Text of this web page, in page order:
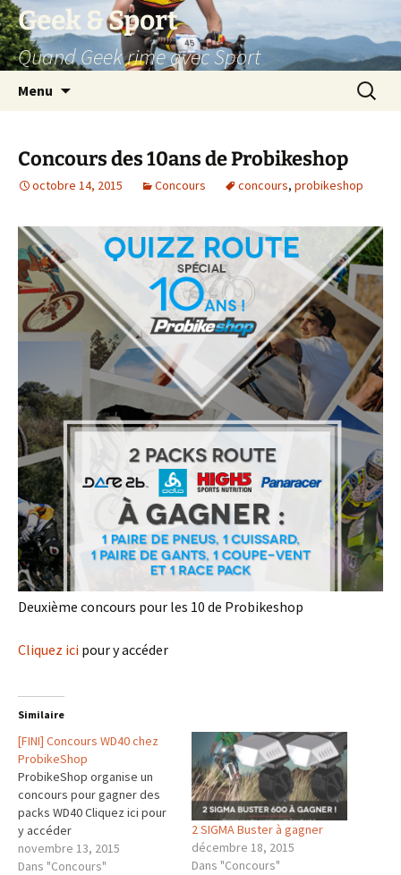
Aller
au
contenu
Geek & Sport
Quand Geek rime avec Sport
Menu
Concours des 10ans de Probikeshop
octobre 14, 2015 Concours concours, probikeshop
Deuxième concours pour les 10 de Probikeshop
Cliquez ici pour y accéder
Similaire
[FINI] Concours WD40 chez
ProbikeShop
ProbikeShop organise un
concours pour gagner des
packs WD40 Cliquez ici pour
y accéder
novembre 13, 2015
Dans "Concours"
2 SIGMA Buster à gagner
décembre 18, 2015
Dans "Concours"